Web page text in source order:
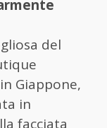
del
Giappone,
in
facciata